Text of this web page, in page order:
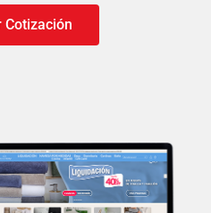
Cotización